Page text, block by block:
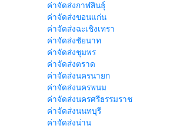
ค่าจัดส่งกาฬสินธุ์
ค่าจัดส่งขอนแก่น
ค่าจัดส่งฉะเชิงเทรา
ค่าจัดส่งชัยนาท
ค่าจัดส่งชุมพร
ค่าจัดส่งตราด
ค่าจัดส่งนครนายก
ค่าจัดส่งนครพนม
ค่าจัดส่งนครศรีธรรมราช
ค่าจัดส่งนนทบุรี
ค่าจัดส่งน่าน